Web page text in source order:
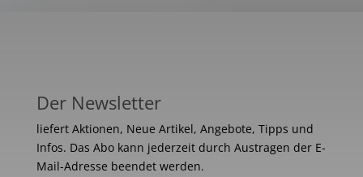
Der Newsletter
liefert Aktionen, Neue Artikel, Angebote, Tipps und
Infos. Das Abo kann jederzeit durch Austragen der E-
Mail-Adresse beendet werden.